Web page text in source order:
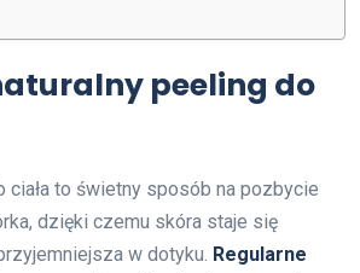
peeling do
ciała to świetny sposób na pozbycie
dzięki czemu skóra staje się
w dotyku. Regularne